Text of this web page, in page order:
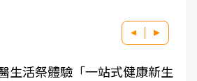
生活祭體驗「一站式健康新生